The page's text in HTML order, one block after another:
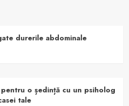
durerile abdominale
o ședință cu un psiholog
tale